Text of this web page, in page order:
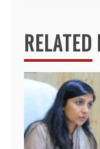
RELATED